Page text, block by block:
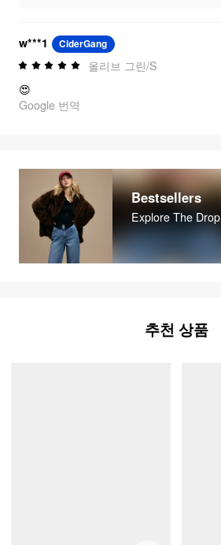
w***1 CiderGang
올리브 그린/S
😍
Google 번역
Bestsellers
Explore The Drop
추천 상품